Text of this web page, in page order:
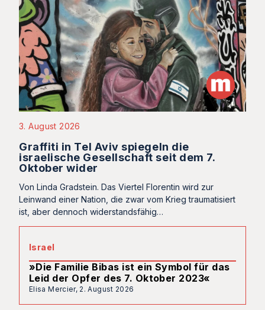
3. August 2026
Graffiti in Tel Aviv spiegeln die
israelische Gesellschaft seit dem 7.
Oktober wider
Von Linda Gradstein. Das Viertel Florentin wird zur
Leinwand einer Nation, die zwar vom Krieg traumatisiert
ist, aber dennoch widerstandsfähig…
Israel
»Die Familie Bibas ist ein Symbol für das
Leid der Opfer des 7. Oktober 2023«
Elisa Mercier, 2. August 2026